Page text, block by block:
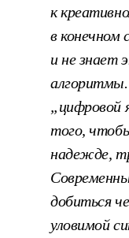
к
в конечном
и не знает
„цифровой
того,
надежде,
добиться
уловимой